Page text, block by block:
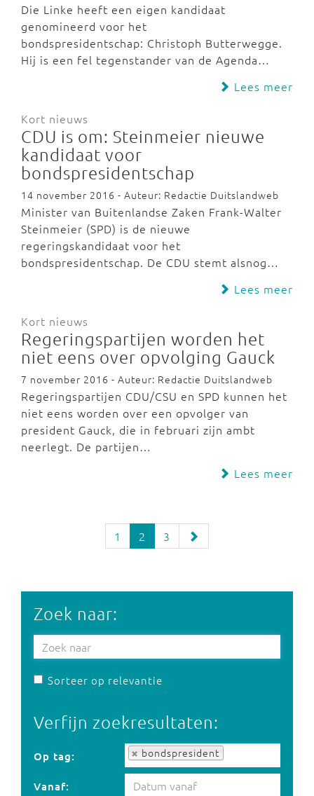
Die Linke heeft een eigen kandidaat
genomineerd voor het
bondspresidentschap: Christoph Butterwegge.
Hij is een fel tegenstander van de Agenda…
Lees meer
Kort nieuws
CDU is om: Steinmeier nieuwe
kandidaat voor
bondspresidentschap
14 november 2016 - Auteur: Redactie Duitslandweb
Minister van Buitenlandse Zaken Frank-Walter
Steinmeier (SPD) is de nieuwe
regeringskandidaat voor het
bondspresidentschap. De CDU stemt alsnog…
Lees meer
Kort nieuws
Regeringspartijen worden het
niet eens over opvolging Gauck
7 november 2016 - Auteur: Redactie Duitslandweb
Regeringspartijen CDU/CSU en SPD kunnen het
niet eens worden over een opvolger van
president Gauck, die in februari zijn ambt
neerlegt. De partijen…
Lees meer
1 2 3
Zoek naar:
Sorteer op relevantie
Verfijn zoekresultaten:
Op tag: bondspresident
Op tag:
Vanaf: